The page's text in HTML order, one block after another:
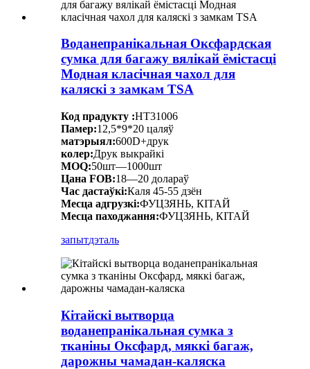
Воданепранікальная Оксфардская
сумка для багажу вялікай ёмістасці
Модная класічная чахол для
каляскі з замкам TSA
Код прадукту :HT31006
Памер:12,5*9*20 цаляў
матэрыял:600D+друк
колер:Друк выкрайкі
MOQ:50шт—1000шт
Цана FOB:18—20 долараў
Час дастаўкі:Каля 45-55 дзён
Месца адгрузкі:ФУЦЗЯНЬ, КІТАЙ
Месца паходжання:ФУЦЗЯНЬ, КІТАЙ
запытдэталь
Кітайскі вытворца
воданепранікальная сумка з
тканіны Оксфард, мяккі багаж,
дарожны чамадан-каляска